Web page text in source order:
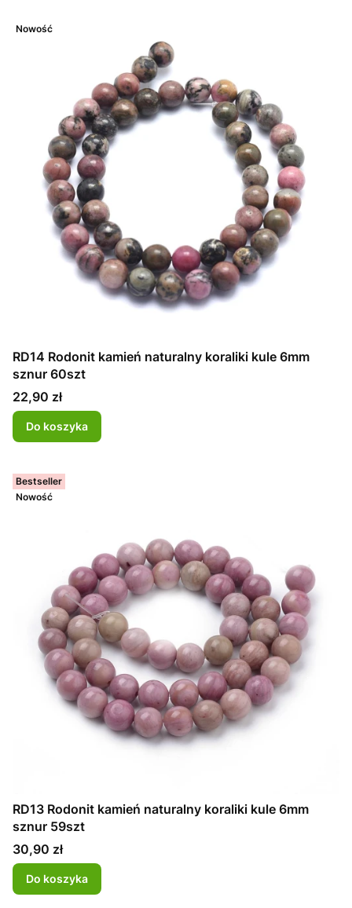
Nowość
RD14 Rodonit kamień naturalny koraliki kule 6mm
sznur 60szt
Cena
22,90 zł
Do koszyka
Bestseller
Nowość
RD13 Rodonit kamień naturalny koraliki kule 6mm
sznur 59szt
Cena
30,90 zł
Do koszyka